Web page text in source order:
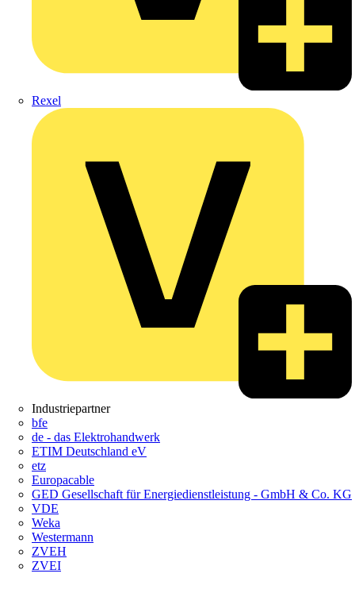
Rexel
Industriepartner
bfe
de - das Elektrohandwerk
ETIM Deutschland eV
etz
Europacable
GED Gesellschaft für Energiedienstleistung - GmbH & Co. KG
VDE
Weka
Westermann
ZVEH
ZVEI